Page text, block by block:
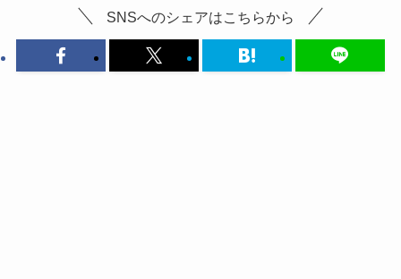
SNSへのシェアはこちらから